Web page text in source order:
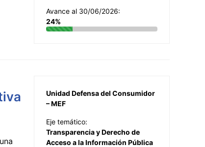
Avance al 30/06/2026:
24%
Unidad Defensa del Consumidor
– MEF
Eje temático:
Transparencia y Derecho de
Acceso a la Información Pública